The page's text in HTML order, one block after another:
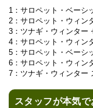
1：サロペット・ベーシ
2：サロペット・ウィン
3：ツナギ・ウィンター
4：サロペット・ウィン
5：サロペット・ベーシ
6：サロペット・ウィン
7：ツナギ・ウィンター
スタッフが本気